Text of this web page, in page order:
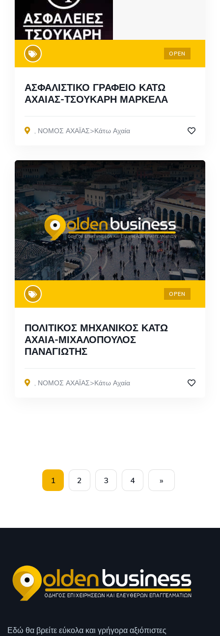
OPEN
ΑΣΦΑΛΙΣΤΙΚΟ ΓΡΑΦΕΙΟ ΚΑΤΩ
ΑΧΑΙΑΣ-ΤΣΟΥΚΑΡΗ ΜΑΡΚΕΛΑ
, ΝΟΜΟΣ ΑΧΑΪΑΣ>Κάτω Αχαία
OPEN
ΠΟΛΙΤΙΚΟΣ ΜΗΧΑΝΙΚΟΣ ΚΑΤΩ
ΑΧΑΙΑ-ΜΙΧΑΛΟΠΟΥΛΟΣ
ΠΑΝΑΓΙΩΤΗΣ
, ΝΟΜΟΣ ΑΧΑΪΑΣ>Κάτω Αχαία
1 2 3 4 »
Εδώ θα βρείτε εύκολα και γρήγορα αξιόπιστες